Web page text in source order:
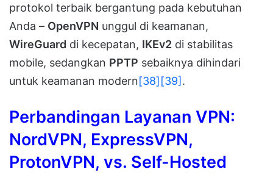
protokol terbaik bergantung pada kebutuhan
Anda – OpenVPN unggul di keamanan,
WireGuard di kecepatan, IKEv2 di stabilitas
mobile, sedangkan PPTP sebaiknya dihindari
untuk keamanan modern[38][39] .
Perbandingan Layanan VPN:
NordVPN, ExpressVPN,
ProtonVPN, vs. Self-Hosted